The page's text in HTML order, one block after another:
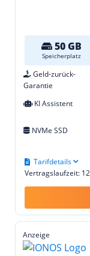
50 GB
Speicherplatz
Geld-zurück-
Garantie
KI Assistent
NVMe SSD
Vertragslaufzeit:
Tarifdetails
Anzeige